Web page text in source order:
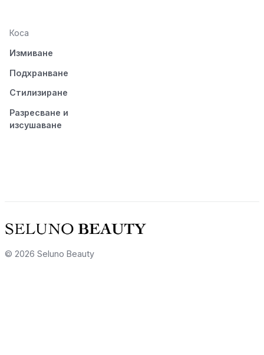
Коса
Измиване
Подхранване
Стилизиране
Разресване и
изсушаване
© 2026 Seluno Beauty